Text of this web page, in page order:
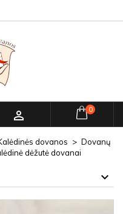
 0
dovanos
Dovanų
dėžutė dovanai